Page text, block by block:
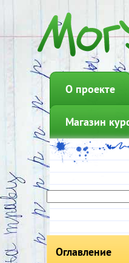
О проекте
Магазин
Оглавление